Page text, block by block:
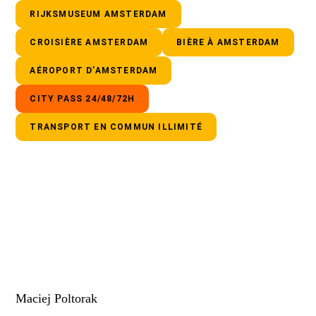
RIJKSMUSEUM AMSTERDAM
CROISIÈRE AMSTERDAM BIÈRE À AMSTERDAM
AÉROPORT D’AMSTERDAM
CITY PASS 24/48/72H
TRANSPORT EN COMMUN ILLIMITÉ
Maciej Poltorak